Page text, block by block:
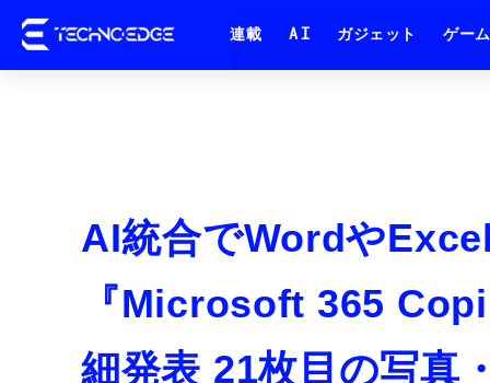
連載 AI ガジェット ゲーム
AI統合でWordや
『Microsoft 365
細発表 21枚目の写真